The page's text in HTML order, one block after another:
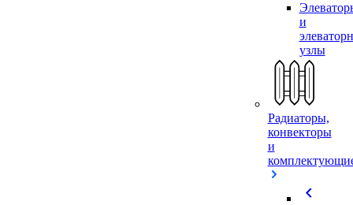
и
узлы
Радиаторы,
конвекторы
и
chevron_left